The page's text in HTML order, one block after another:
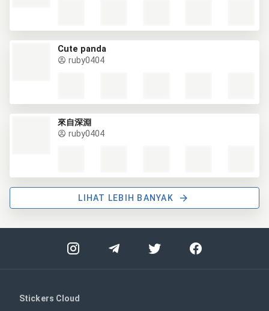
Cute panda
ruby0404
來自深淵
ruby0404
LIHAT LEBIH BANYAK
Stickers Cloud